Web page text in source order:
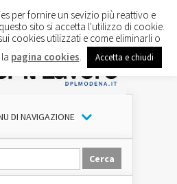
DI NAVIGAZIONE
per fornire un sevizio più reattivo e
sito si accetta l'utilizzo di cookie.
cookies utilizzati e come eliminarli o
pagina cookies Accetta e chiudi